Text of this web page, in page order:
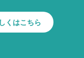
くはこちら